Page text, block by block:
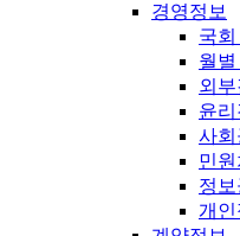
경영정보
국
월
외
윤
사회
민
정
개인